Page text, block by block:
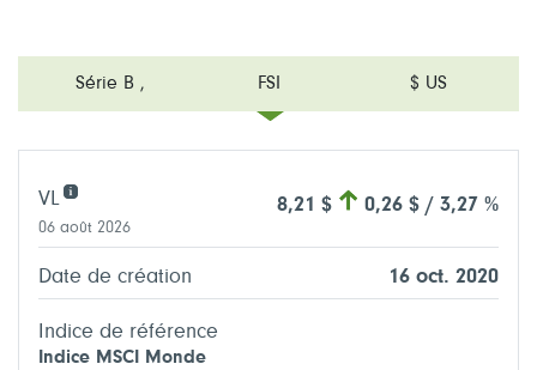
Série B , FSI $ US
VL 8,21 $ 0,26 $ / 3,27 %
06 août 2026
Date de création 16 oct. 2020
Indice de référence
Indice MSCI Monde